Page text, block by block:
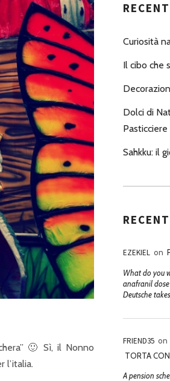
🙂 Sì, il Nonno
l’italia.
Curiosità
Il cibo che
Dolci di
Pasticciere
Sahkku: il
EZEKIEL on
What do you
anafranil
Deutsche
FRIEND35 on
TORTA
A pension